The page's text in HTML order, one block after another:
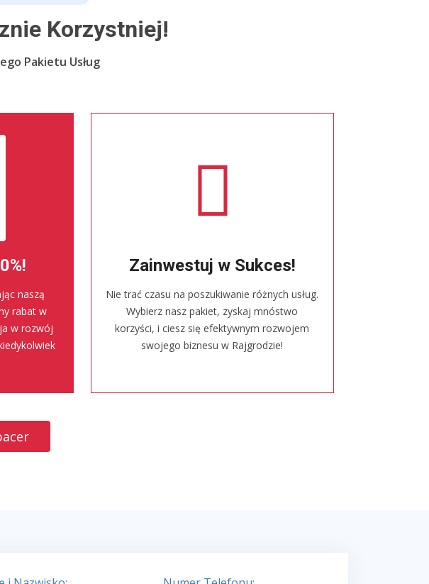
Korzystniej!
Pakietu Usług
naszą
rabat w
w rozwój
Zainwestuj w Sukces!
Nie trać czasu na poszukiwanie różnych usług.
Wybierz nasz pakiet, zyskaj mnóstwo
korzyści, i ciesz się efektywnym rozwojem
swojego biznesu w Rajgrodzie!